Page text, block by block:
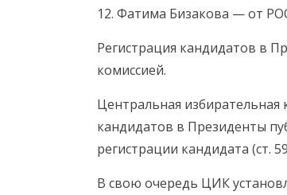
12. Фатима Бизакова — от
Регистрация кандидатов в
комиссией.
Центральная избирательная
кандидатов в Президенты
регистрации кандидата (ст.
В свою очередь ЦИК